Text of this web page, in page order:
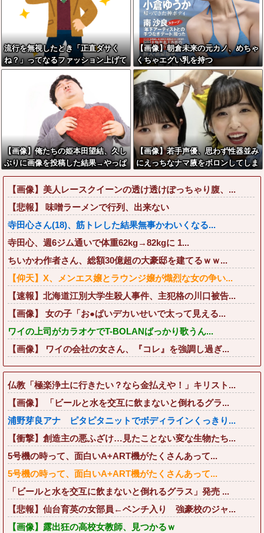
流行を無視したとき「正直ダサく
ね？」ってなるファッション上げて
け
【画像】朝倉未来の元カノ、めちゃ
くちゃエグい乳を持つ
【画像】俺たちの姫本田望結、久し
ぶりに画像を投稿した結果→やっぱ
りワイらの姫だったw w w w w w
w w w w
【画像】若手声優、思わず性器並み
にえっちなナマ腋をボロンしてしま
うwwwwww
【画像】美人レースクイーンの透け透けぽっちゃり腹、...
【悲報】 味噌ラーメンで行列、出来ない
寺田心さん(18)、筋トレした結果無事かわいくなる...
寺田心、週6ジム通いで体重62kg→82kgに 1...
ちいかわ作者さん、総額30億超の大豪邸を建てるｗｗ...
【仰天】X、メンエス嬢とラウンジ嬢が熾烈な女の争い...
【速報】北海道江別大学生殺人事件、主犯格の川口被告...
【画像】 女の子「お●ぱいデカいせいで太って見える...
ワイの上司がカラオケでT-BOLANばっかり歌うん...
【画像】 ワイの会社の女さん、『コレ』を強調し過ぎ...
仏教「極楽浄土に行きたい？なら金払えや！」キリスト...
【画像】 「ビールと水を交互に飲まないと倒れるグラ...
浦野芽良アナ ピタピタニットでボディラインくっきり...
【衝撃】創造主の悪ふざけ…見たことない変な生物たち...
5号機の時って、面白いA+ART機がたくさんあって...
5号機の時って、面白いA+ART機がたくさんあって...
「ビールと水を交互に飲まないと倒れるグラス」発売 ...
【悲報】仙台育英の女部員←ベンチ入り 強豪校のジャ...
【画像】露出狂の高校女教師、見つかるｗ